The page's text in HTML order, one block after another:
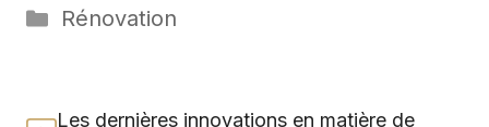
Catégories
Rénovation
Les dernières innovations en matière de